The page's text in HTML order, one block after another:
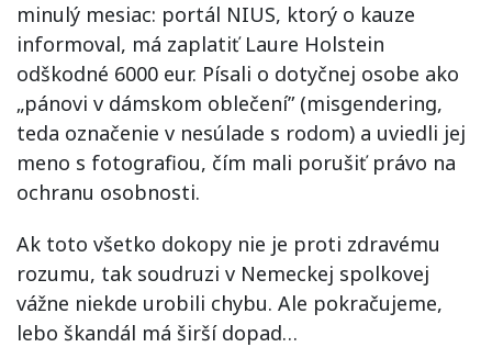
minulý mesiac: portál NIUS, ktorý o kauze
informoval, má zaplatiť Laure Holstein
odškodné 6000 eur. Písali o dotyčnej osobe ako
„pánovi v dámskom oblečení” (misgendering,
teda označenie v nesúlade s rodom) a uviedli jej
meno s fotografiou, čím mali porušiť právo na
ochranu osobnosti.
Ak toto všetko dokopy nie je proti zdravému
rozumu, tak soudruzi v Nemeckej spolkovej
vážne niekde urobili chybu. Ale pokračujeme,
lebo škandál má širší dopad…